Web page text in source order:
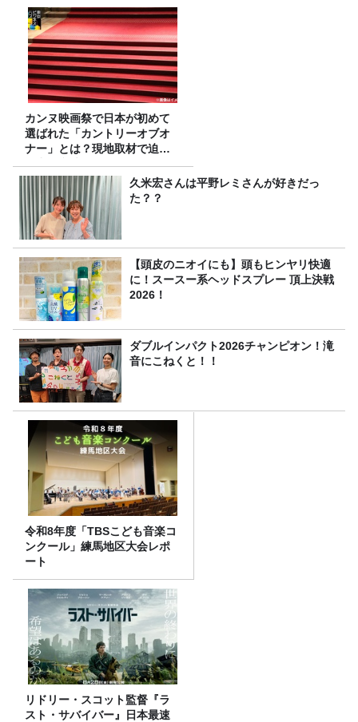
カンヌ映画祭で日本が初めて
選ばれた「カントリーオブオ
ナー」とは？現地取材で迫る
選出の意味
久米宏さんは平野レミさんが好きだっ
た？？
【頭皮のニオイにも】頭もヒンヤリ快適
に！スースー系ヘッドスプレー 頂上決戦
2026！
ダブルインパクト2026チャンピオン！滝
音にこねくと！！
令和8年度「TBSこども音楽コ
ンクール」練馬地区大会レポ
ート
リドリー・スコット監督『ラ
スト・サバイバー』日本最速